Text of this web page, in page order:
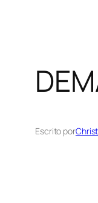
Escrito por